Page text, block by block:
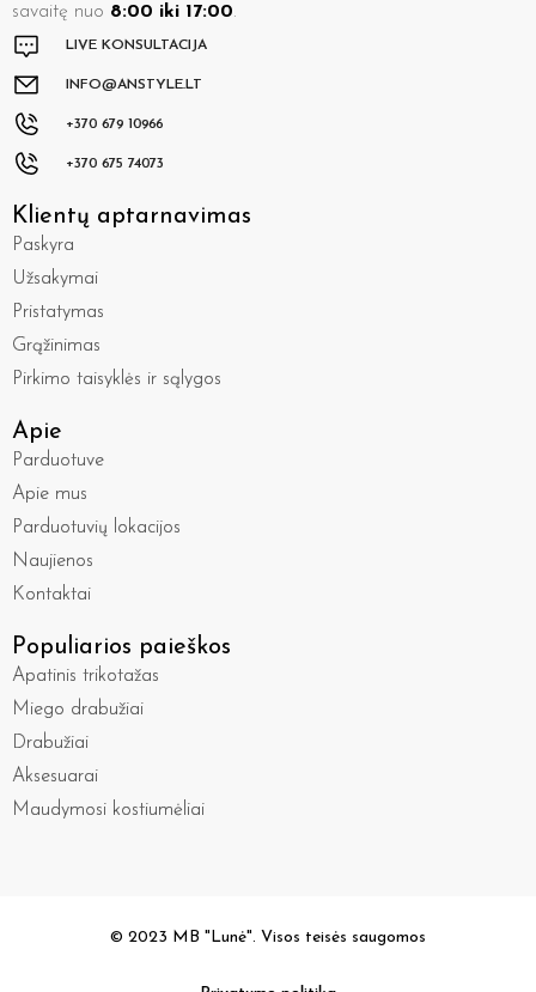
savaitę nuo 8:00 iki 17:00.
LIVE KONSULTACIJA
INFO@ANSTYLE.LT
+370 679 10966
+370 675 74073
Klientų aptarnavimas
Paskyra
Užsakymai
Pristatymas
Grąžinimas
Pirkimo taisyklės ir sąlygos
Apie
Parduotuve
Apie mus
Parduotuvių lokacijos
Naujienos
Kontaktai
Populiarios paieškos
Apatinis trikotažas
Miego drabužiai
Drabužiai
Aksesuarai
Maudymosi kostiumėliai
© 2023 MB "Lunė". Visos teisės saugomos